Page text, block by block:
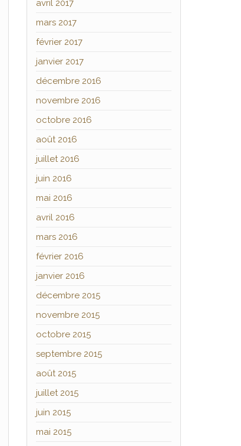
avril 2017
mars 2017
février 2017
janvier 2017
décembre 2016
novembre 2016
octobre 2016
août 2016
juillet 2016
juin 2016
mai 2016
avril 2016
mars 2016
février 2016
janvier 2016
décembre 2015
novembre 2015
octobre 2015
septembre 2015
août 2015
juillet 2015
juin 2015
mai 2015